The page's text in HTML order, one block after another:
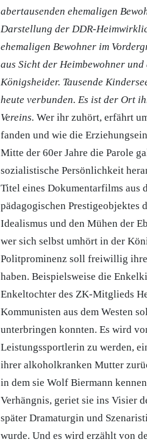
abertausenden ehemaligen
Darstellung der DDR-
ehemaligen Bewohner im
aus Sicht der Heimbewohner
Königsheider. Tausende
heute verbunden. Es ist der Ort
Vereins. Wer ihr zuhört, erfährt
fanden und wie die
Mitte der 60er Jahre die Parole
sozialistische Persönlichkeit
Titel eines Dokumentarfilms aus
pädagogischen Prestigeobjektes
Idealismus und den Mühen der
wer sich selbst umhört in der
Politprominenz soll freiwillig
haben. Beispielsweise die
Enkeltochter des ZK-Mitglieds
Kommunisten aus dem Westen
unterbringen konnten. Es wird
Leistungssportlerin zu werden,
ihrer alkoholkranken Mutter
in dem sie Wolf Biermann
Verhängnis, geriet sie ins Visier
später Dramaturgin und
wurde. Und es wird erzählt von